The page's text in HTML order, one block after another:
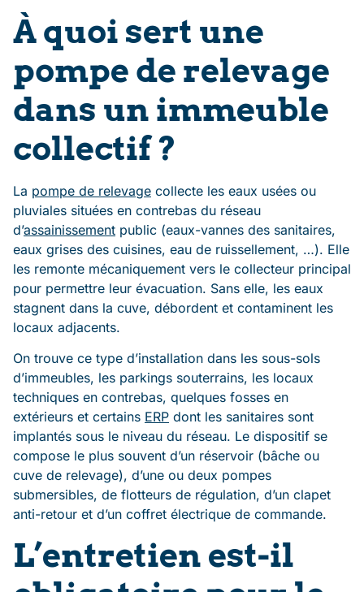
À quoi sert une
pompe de relevage
dans un immeuble
collectif ?
La pompe de relevage collecte les eaux usées ou
pluviales situées en contrebas du réseau
d’assainissement public (eaux-vannes des sanitaires,
eaux grises des cuisines, eau de ruissellement, …). Elle
les remonte mécaniquement vers le collecteur principal
pour permettre leur évacuation. Sans elle, les eaux
stagnent dans la cuve, débordent et contaminent les
locaux adjacents.
On trouve ce type d’installation dans les sous-sols
d’immeubles, les parkings souterrains, les locaux
techniques en contrebas, quelques fosses en
extérieurs et certains ERP dont les sanitaires sont
implantés sous le niveau du réseau. Le dispositif se
compose le plus souvent d’un réservoir (bâche ou
cuve de relevage), d’une ou deux pompes
submersibles, de flotteurs de régulation, d’un clapet
anti-retour et d’un coffret électrique de commande.
L’entretien est-il